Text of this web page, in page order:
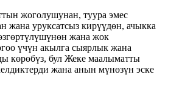
жоголушунан, туура эмес
жана уруксатсыз кирүүдөн, ачыкка
жана жок
үчүн акылга сыярлык жана
көрөбүз, бул Жеке маалыматты
жана анын мүнөзүн эске